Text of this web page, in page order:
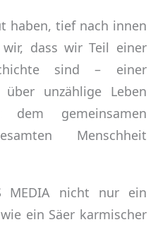
haben, tief nach innen
dass wir Teil einer
sind – einer
unzählige Leben
gemeinsamen
Menschheit
MEDIA nicht nur ein
ein Säer karmischer